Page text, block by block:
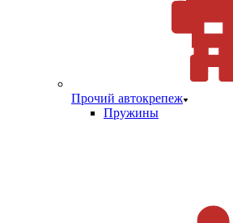
Прочий автокрепеж
Пружины